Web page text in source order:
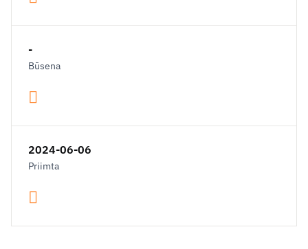
-
Būsena
2024-06-06
Priimta